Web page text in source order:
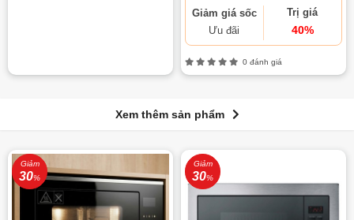
Giảm giá sốc
Ưu đãi
Trị giá
40%
0 đánh giá
Xem thêm sản phẩm
Giảm
30%
Giảm
30%